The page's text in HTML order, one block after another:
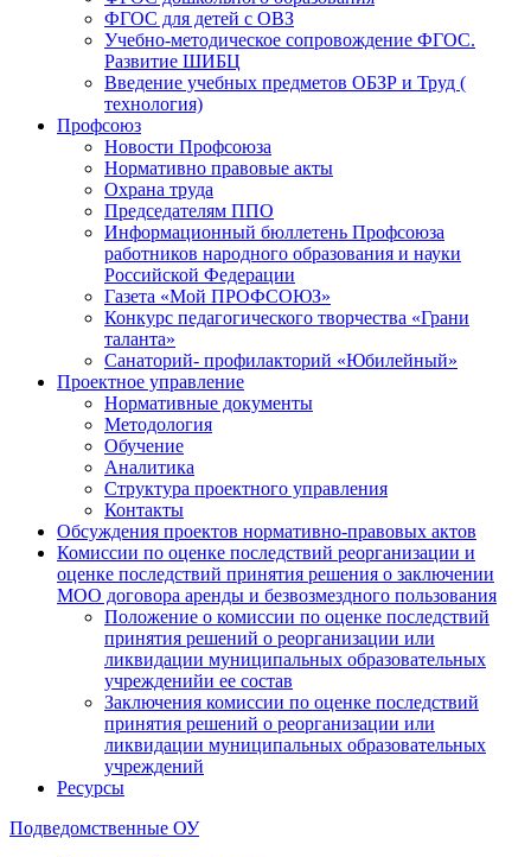
ФГОС для детей с ОВЗ
Учебно-методическое сопровождение ФГОС.
Развитие ШИБЦ
Введение учебных предметов ОБЗР и Труд (
технология)
Профсоюз
Новости Профсоюза
Нормативно правовые акты
Охрана труда
Председателям ППО
Информационный бюллетень Профсоюза
работников народного образования и науки
Российской Федерации
Газета «Мой ПРОФСОЮЗ»
Конкурс педагогического творчества «Грани
таланта»
Санаторий- профилакторий «Юбилейный»
Проектное управление
Нормативные документы
Методология
Обучение
Аналитика
Структура проектного управления
Контакты
Обсуждения проектов нормативно-правовых актов
Комиссии по оценке последствий реорганизации и
оценке последствий принятия решения о заключении
МОО договора аренды и безвозмездного пользования
Положение о комиссии по оценке последствий
принятия решений о реорганизации или
ликвидации муниципальных образовательных
учрежденийи ее состав
Заключения комиссии по оценке последствий
принятия решений о реорганизации или
ликвидации муниципальных образовательных
учреждений
Ресурсы
Подведомственные ОУ